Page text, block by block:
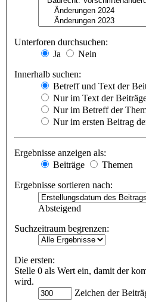
Unterforen durchsuchen:
Ja
Nein
Innerhalb suchen:
Betreff und Text der
Nur im Text der
Nur im Betreff der
Nur im ersten Beitrag
Ergebnisse anzeigen als:
Beiträge
Themen
Ergebnisse sortieren nach:
Absteigend
Suchzeitraum begrenzen:
Die ersten:
Stelle 0 als Wert ein, damit der
wird.
Zeichen der